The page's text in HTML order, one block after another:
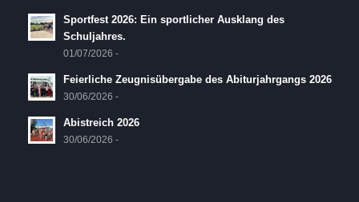
Sportfest 2026: Ein sportlicher Ausklang des
Schuljahres.
01/07/2026 -
Feierliche Zeugnisübergabe des Abiturjahrgangs 2026
30/06/2026 -
Abistreich 2026
30/06/2026 -